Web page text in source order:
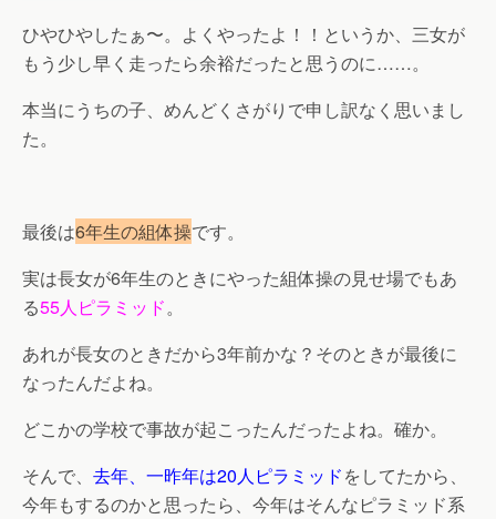
ひやひやしたぁ〜。よくやったよ！！というか、三女が
もう少し早く走ったら余裕だったと思うのに……。
本当にうちの子、めんどくさがりで申し訳なく思いまし
た。
最後は6年生の組体操です。
実は長女が6年生のときにやった組体操の見せ場でもあ
る55人ピラミッド。
あれが長女のときだから3年前かな？そのときが最後に
なったんだよね。
どこかの学校で事故が起こったんだったよね。確か。
そんで、 去年、一昨年は20人ピラミッドをしてたから、
今年もするのかと思ったら、今年はそんなピラミッド系